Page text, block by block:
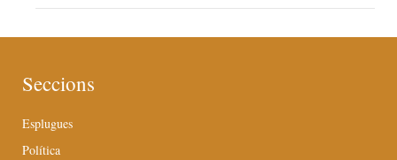
Seccions
Esplugues
Política